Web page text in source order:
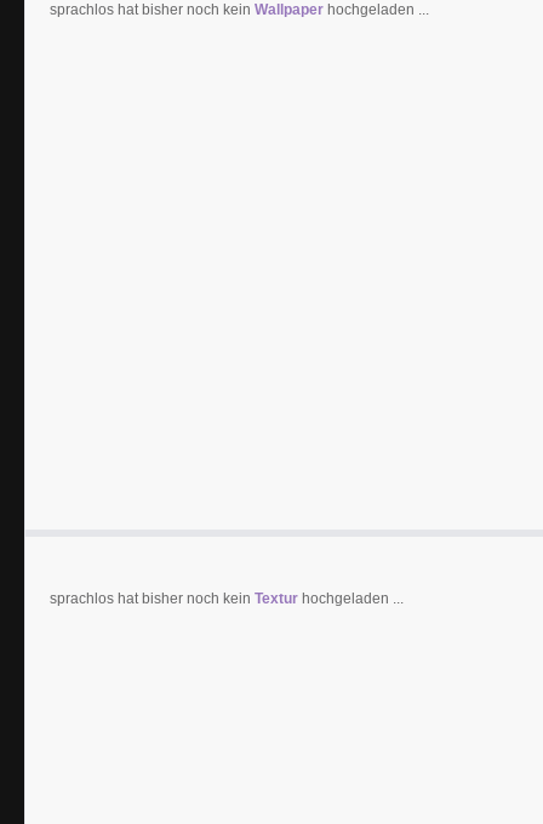
sprachlos hat bisher noch kein Wallpaper hochgeladen ...
sprachlos hat bisher noch kein Textur hochgeladen ...